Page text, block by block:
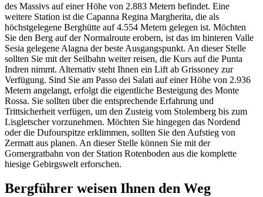
des Massivs auf einer Höhe von 2.883 Metern befindet. Eine
weitere Station ist die Capanna Regina Margherita, die als
höchstgelegene Berghütte auf 4.554 Metern gelegen ist. Möchten
Sie den Berg auf der Normalroute erobern, ist das im hinteren Valle
Sesia gelegene Alagna der beste Ausgangspunkt. An dieser Stelle
sollten Sie mit der Seilbahn weiter reisen, die Kurs auf die Punta
Indren nimmt. Alternativ steht Ihnen ein Lift ab Grissoney zur
Verfügung. Sind Sie am Passo dei Salati auf einer Höhe von 2.936
Metern angelangt, erfolgt die eigentliche Besteigung des Monte
Rossa. Sie sollten über die entsprechende Erfahrung und
Trittsicherheit verfügen, um den Zusteig vom Stolemberg bis zum
Lisgletscher vorzunehmen. Möchten Sie hingegen das Nordend
oder die Dufourspitze erklimmen, sollten Sie den Aufstieg von
Zermatt aus planen. An dieser Stelle können Sie mit der
Gornergratbahn von der Station Rotenboden aus die komplette
hiesige Gebirgswelt erforschen.
Bergführer weisen Ihnen den Weg